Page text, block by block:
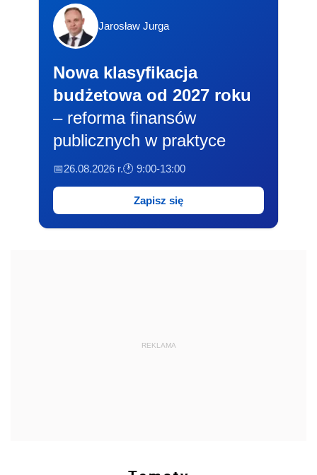
Jarosław Jurga
Nowa klasyfikacja
budżetowa od 2027 roku
– reforma finansów
publicznych w praktyce
📅26.08.2026 r.🕐 9:00-13:00
Zapisz się
REKLAMA